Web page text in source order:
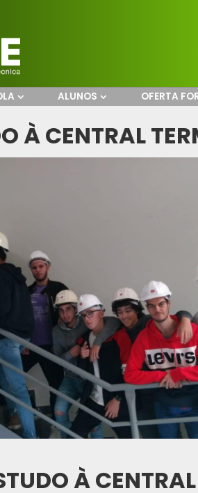
ALUNOS OFERTA
À CENTRAL
À CENTRAL